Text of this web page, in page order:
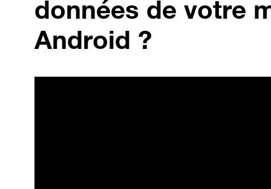
données de votre
Android ?